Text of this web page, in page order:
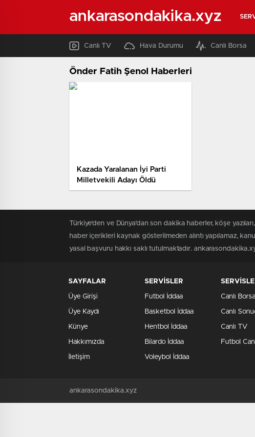
ankarasondakika.xyz
Canlı TV Hava Durumu Canlı Borsa
Önder Fatih Şenol Haberleri
Kazada Yaralanan İyi Parti
Milletvekili Adayı Öldü
Türkiye'den ve Dünya’dan son dakika haberler, köşe
haber içerikleri kaynak gösterilmeden alıntı yapılamaz,
yasal başvuru hakkı saklı tutulmaktadır.
SAYFALAR
Üye Girişi
Üye Kaydı
Künye
Hakkımızda
İletişim
SERVİSLER
Futbol İddaa
Basketbol İddaa
Hentbol İddaa
Bilardo İddaa
Voleybol İddaa
Canlı Borsa
Canlı
Canlı TV
Futbol
ankarasondakika.xyz